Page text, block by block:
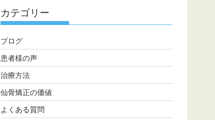
カテゴリー
ブログ
患者様の声
治療方法
仙骨矯正の価値
よくある質問